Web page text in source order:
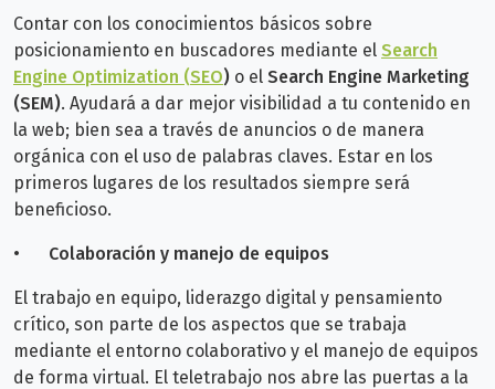
Contar con los conocimientos básicos sobre
posicionamiento en buscadores mediante el Search
Engine Optimization (SEO) o el Search Engine Marketing
(SEM). Ayudará a dar mejor visibilidad a tu contenido en
la web; bien sea a través de anuncios o de manera
orgánica con el uso de palabras claves. Estar en los
primeros lugares de los resultados siempre será
beneficioso.
• Colaboración y manejo de equipos
El trabajo en equipo, liderazgo digital y pensamiento
crítico, son parte de los aspectos que se trabaja
mediante el entorno colaborativo y el manejo de equipos
de forma virtual. El teletrabajo nos abre las puertas a la